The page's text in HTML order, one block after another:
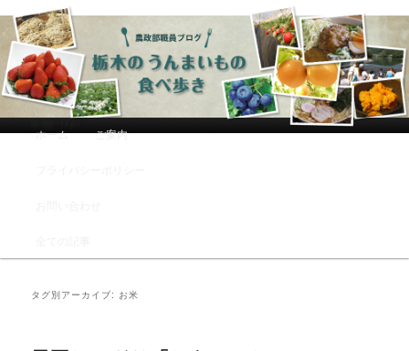
農政部職員ブログ「栃木のうんまい
もの食べ歩き」
メインコンテンツへ移動
サブコンテンツへ移動
ホーム ご案内
タグ別アーカイブ: お米